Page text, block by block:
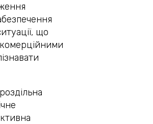
що
комерційними